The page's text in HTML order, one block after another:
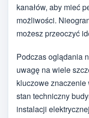
kanałów, aby mieć
możliwości.
możesz przeoczyć
Podczas oglądania
uwagę na wiele
kluczowe znaczenie
stan techniczny
instalacji